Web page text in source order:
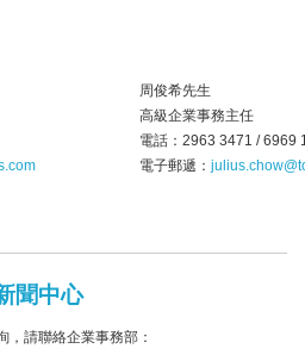
周俊希先生
高級企業事務主任
電話：2963 3471 / 6969
電子郵遞：
聞中心
，請聯絡企業事務部：